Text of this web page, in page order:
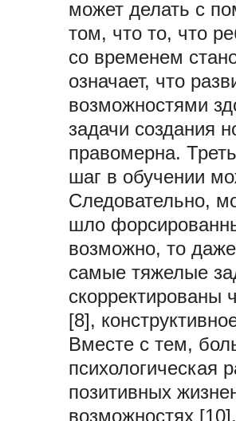
может делать с
том, что то, что
со временем
означает, что
возможностями
задачи создания
правомерна.
шаг в обучении
Следовательно,
шло
возможно, то
самые тяжелые
скорректированы
[8],
Вместе с тем,
психологическая
позитивных
возможностях [10].